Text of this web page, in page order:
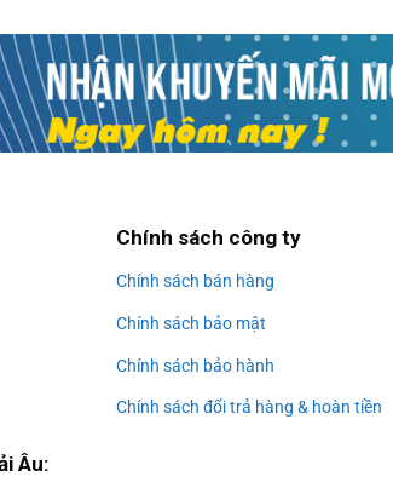
Chính sách công ty
Chính sách bán hàng
Chính sách bảo mật
Chính sách bảo hành
Chính sách đổi trả hàng & hoàn tiền
Âu: